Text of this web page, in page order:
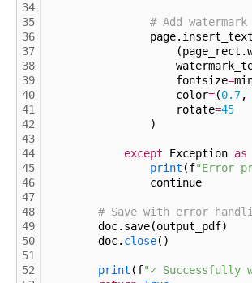
34
35
36
37
38
39
40
41
42
43
44
45
46
47
48
49
50
51
52
# Add watermark
fontsize=
color=(0. 7,
rotate=45
)
except Exception as
print (f"Error
continue
# Save with error
doc.save(output_pdf)
doc. close()
print (f"✓ Successfully